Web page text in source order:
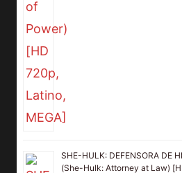
SHE-HULK: DEFENSORA DE
(She-Hulk: Attorney at Law)